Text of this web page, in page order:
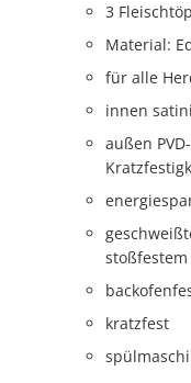
3
Material:
für alle
innen
außen
stoßfestem
kratzfest